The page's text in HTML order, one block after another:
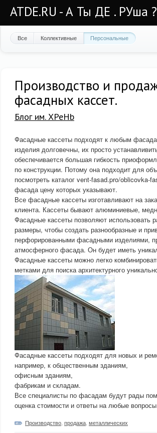
ATDE.RU - А Ты ДЕ . РУша
Все Коллективные Персональные
Производство и
фасадных кассет.
Блог им. XPeHb
Фасадные кассеты подходят к любым
изделия долговечны, их просто
обеспечивается большая гибкость
по конструкции. Потому она подходит для
посмотреть каталог vent-fasad.pro/oblicovka-
фасада цену которых указывают.
Все фасадные кассеты изготавливают на
клиента. Кассеты бывают алюминиевые,
Фасадные кассеты позволяют использовать
размеры, чтобы создать разнообразные и
перфорированными фасадными изделиями,
атмосферного фасада. Он будет иметь
Фасадные кассеты можно легко
метками для поиска архитектурного
Фасадные кассеты подходят для новых и
например, к общественным зданиям,
офисным зданиям,
фабрикам и складам.
Все специалисты по фасадам будут рады
оценка стоимости и ответы на любые
Производство продажа металлических